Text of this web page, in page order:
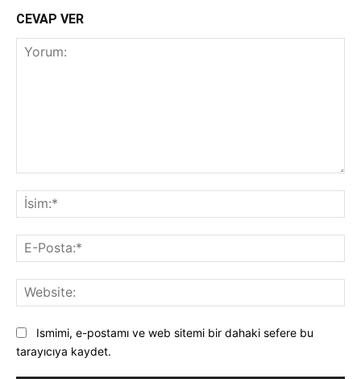
CEVAP VER
Ismimi, e-postamı ve web sitemi bir dahaki sefere bu
tarayıcıya kaydet.